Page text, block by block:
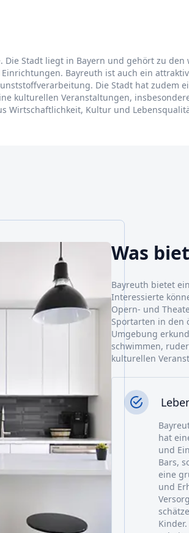
Stadt liegt in Bayern und gehört zu
Bayreuth ist auch ein
Die Stadt hat zudem
kulturellen Veranstaltungen,
Wirtschaftlichkeit, Kultur und
Was
Bayreuth bietet
Interessierte
Opern- und
Sportarten in den
Umgebung
schwimmen,
kulturellen
hat
und
Bars,
eine
und